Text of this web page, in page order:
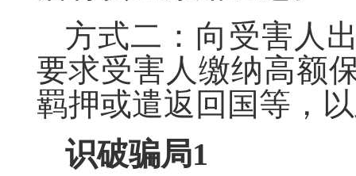
方式二 ：向受害人
要求受害人缴纳高额
羁押或遣返回国等，
识破骗局1